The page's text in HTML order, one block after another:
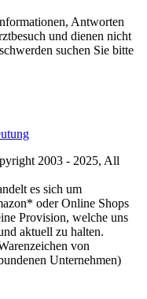
Antworten
und dienen nicht
suchen Sie bitte
2003 - 2025, All
es sich um
oder Online Shops
Provision, welche uns
aktuell zu halten.
von
Unternehmen)